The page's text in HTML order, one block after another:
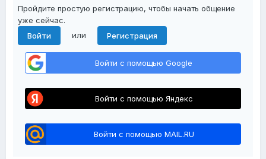
Пройдите простую регистрацию, чтобы начать общение
уже сейчас.
Войти
или Регистрация
Войти с помощью Google
Войти с помощью Яндекс
Войти с помощью MAIL.RU